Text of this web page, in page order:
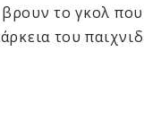
το γκολ
του